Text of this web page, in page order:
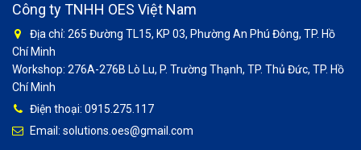
Công ty TNHH OES Việt Nam
Địa chỉ: 265 Đường TL15, KP 03, Phường An Phú Đông, TP. Hồ
Chí Minh
Workshop: 276A-276B Lò Lu, P. Trường Thạnh, TP. Thủ Đức, TP. Hồ
Chí Minh
Điện thoại: 0915.275.117
Email: solutions.oes@gmail.com